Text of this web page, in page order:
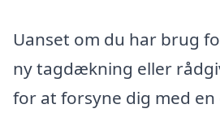
Uanset om du har brug
ny tagdækning eller
for at forsyne dig med